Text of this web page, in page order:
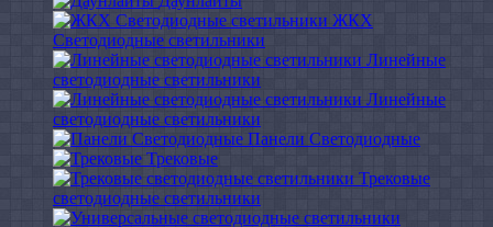
ЖКХ
Светодиодные светильники
Линейные
светодиодные светильники
Линейные
светодиодные светильники
Панели Светодиодные
Трековые
Трековые
светодиодные светильники